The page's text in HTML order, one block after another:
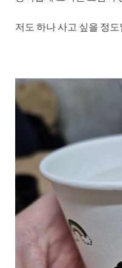
저도 하나 사고 싶을 정